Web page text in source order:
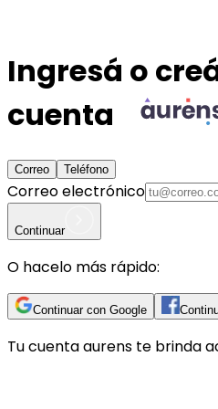
Ingresá o
cuenta
Correo Teléfono
Correo electrónico
Continuar
O hacelo más rápido:
Continuar con Google
Tu cuentaaurens te brinda